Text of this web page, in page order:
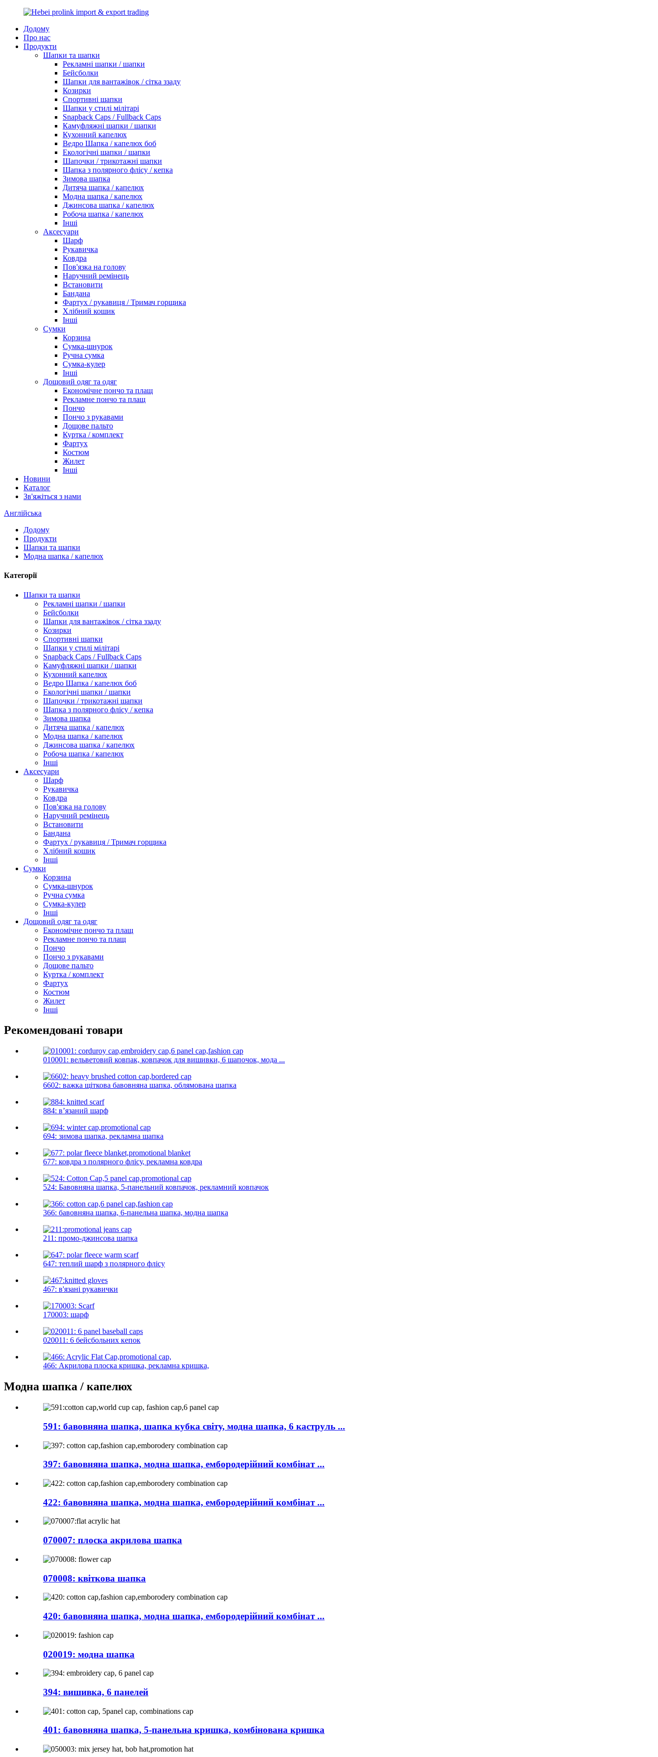
Додому
Про нас
Продукти
Шапки та шапки
Рекламні шапки / шапки
Бейсболки
Шапки для вантажівок / сітка ззаду
Козирки
Спортивні шапки
Шапки у стилі мілітарі
Snapback Caps / Fullback Caps
Камуфляжні шапки / шапки
Кухонний капелюх
Ведро Шапка / капелюх боб
Екологічні шапки / шапки
Шапочки / трикотажні шапки
Шапка з полярного флісу / кепка
Зимова шапка
Дитяча шапка / капелюх
Модна шапка / капелюх
Джинсова шапка / капелюх
Робоча шапка / капелюх
Інші
Аксесуари
Шарф
Рукавичка
Ковдра
Пов'язка на голову
Наручний ремінець
Встановити
Бандана
Фартух / рукавиця / Тримач горщика
Хлібний кошик
Інші
Сумки
Корзина
Сумка-шнурок
Ручна сумка
Сумка-кулер
Інші
Дощовий одяг та одяг
Економічне пончо та плащ
Рекламне пончо та плащ
Пончо
Пончо з рукавами
Дощове пальто
Куртка / комплект
Фартух
Костюм
Жилет
Інші
Новини
Каталог
Зв'яжіться з нами
Англійська
Додому
Продукти
Шапки та шапки
Модна шапка / капелюх
Категорії
Шапки та шапки
Рекламні шапки / шапки
Бейсболки
Шапки для вантажівок / сітка ззаду
Козирки
Спортивні шапки
Шапки у стилі мілітарі
Snapback Caps / Fullback Caps
Камуфляжні шапки / шапки
Кухонний капелюх
Ведро Шапка / капелюх боб
Екологічні шапки / шапки
Шапочки / трикотажні шапки
Шапка з полярного флісу / кепка
Зимова шапка
Дитяча шапка / капелюх
Модна шапка / капелюх
Джинсова шапка / капелюх
Робоча шапка / капелюх
Інші
Аксесуари
Шарф
Рукавичка
Ковдра
Пов'язка на голову
Наручний ремінець
Встановити
Бандана
Фартух / рукавиця / Тримач горщика
Хлібний кошик
Інші
Сумки
Корзина
Сумка-шнурок
Ручна сумка
Сумка-кулер
Інші
Дощовий одяг та одяг
Економічне пончо та плащ
Рекламне пончо та плащ
Пончо
Пончо з рукавами
Дощове пальто
Куртка / комплект
Фартух
Костюм
Жилет
Інші
Рекомендовані товари
010001: вельветовий ковпак, ковпачок для вишивки, 6 шапочок, мода ...
6602: важка щіткова бавовняна шапка, облямована шапка
884: в’язаний шарф
694: зимова шапка, рекламна шапка
677: ковдра з полярного флісу, рекламна ковдра
524: Бавовняна шапка, 5-панельний ковпачок, рекламний ковпачок
366: бавовняна шапка, 6-панельна шапка, модна шапка
211: промо-джинсова шапка
647: теплий шарф з полярного флісу
467: в'язані рукавички
170003: шарф
020011: 6 бейсбольних кепок
466: Акрилова плоска кришка, рекламна кришка,
Модна шапка / капелюх
591: бавовняна шапка, шапка кубка світу, модна шапка, 6 каструль ...
397: бавовняна шапка, модна шапка, ембородерійний комбінат ...
422: бавовняна шапка, модна шапка, ембородерійний комбінат ...
070007: плоска акрилова шапка
070008: квіткова шапка
420: бавовняна шапка, модна шапка, ембородерійний комбінат ...
020019: модна шапка
394: вишивка, 6 панелей
401: бавовняна шапка, 5-панельна кришка, комбінована кришка